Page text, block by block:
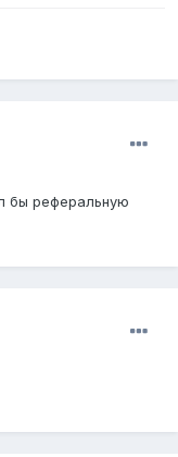
бы реферальную